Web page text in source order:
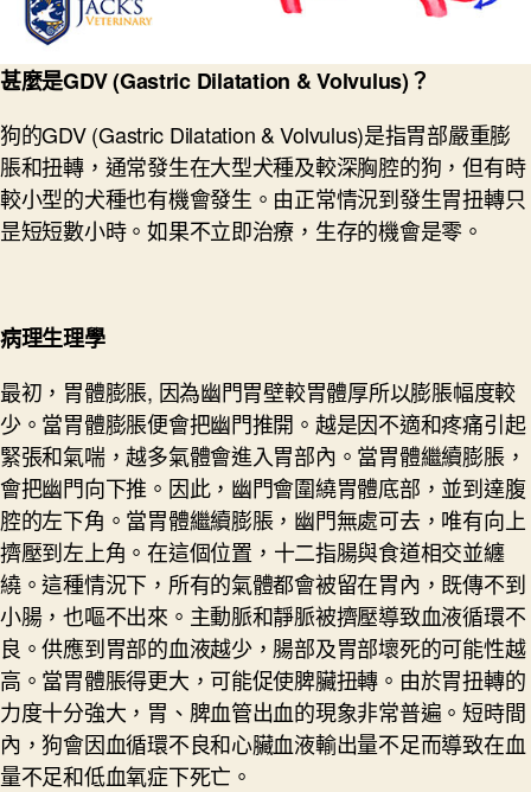
甚麼是GDV (Gastric Dilatation & Volvulus)？
狗的GDV (Gastric Dilatation & Volvulus)是指胃部嚴重膨
脹和扭轉，通常發生在大型犬種及較深胸腔的狗，但有時
較小型的犬種也有機會發生。由正常情況到發生胃扭轉只
昰短短數小時。如果不立即治療，生存的機會是零。
病理生理學
最初，胃體膨脹, 因為幽門胃壁較胃體厚所以膨脹幅度較
少。當胃體膨脹便會把幽門推開。越是因不適和疼痛引起
緊張和氣喘，越多氣體會進入胃部內。當胃體繼續膨脹，
會把幽門向下推。因此，幽門會圍繞胃體底部，並到達腹
腔的左下角。當胃體繼續膨脹，幽門無處可去，唯有向上
擠壓到左上角。在這個位置， 十二指腸與食道相交並纏
繞。這種情況下，所有的氣體都會被留在胃內，既傳不到
小腸，也嘔不出來。主動脈和靜脈被擠壓導致血液循環不
良。供應到胃部的血液越少，腸部及胃部壞死的可能性越
高。當胃體脹得更大，可能促使脾臟扭轉。由於胃扭轉的
力度十分強大，胃、脾血管出血的現象非常普遍。短時間
內，狗會因血循環不良和心臟血液輸出量不足而導致在血
量不足和低血氧症下死亡。